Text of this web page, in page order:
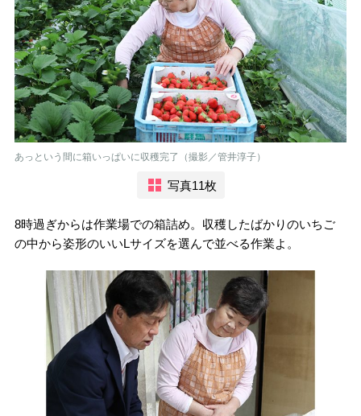
あっという間に箱いっぱいに収穫完了（撮影／管井淳子）
写真11枚
8時過ぎからは作業場での箱詰め。収穫したばかりのいちご
の中から姿形のいいLサイズを選んで並べる作業よ。